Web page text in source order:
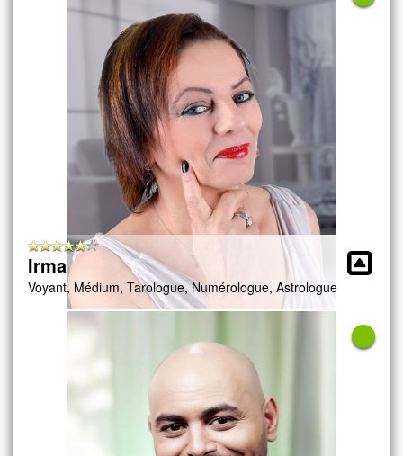
Irma
Voyant, Médium, Tarologue, Numérologue, Astrologue